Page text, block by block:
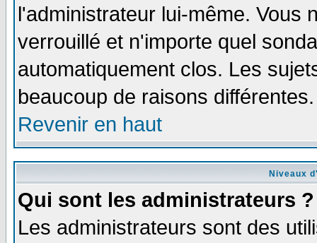
l'administrateur lui-même. Vous
verrouillé et n'importe quel
automatiquement clos. Les
beaucoup de raisons différentes.
Revenir en haut
Niveaux
Qui sont les administrateurs ?
Les administrateurs sont des